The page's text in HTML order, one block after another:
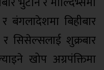
बिहीबार
सिसेल्सलाई शुक्रबार
खोप अग्रपंक्तिमा